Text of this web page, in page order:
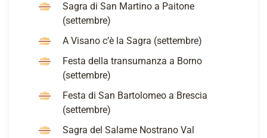
Sagra di San Martino a Paitone
(settembre)
A Visano c’è la Sagra (settembre)
Festa della transumanza a Borno
(settembre)
Festa di San Bartolomeo a Brescia
(settembre)
Sagra del Salame Nostrano Val